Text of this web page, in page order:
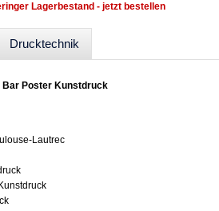
Lagerbestand - jetzt bestellen
Drucktechnik
Bar Poster Kunstdruck
Lautrec